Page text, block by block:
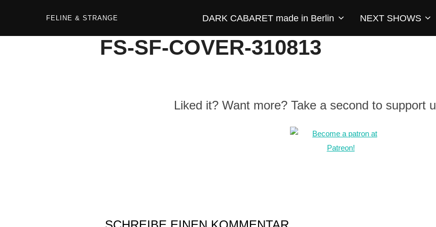
FELINE & STRANGE DARK CABARET made in Berlin NEXT SHOWS
FS-SF-COVER-310813
Liked it? Want more? Take a second to support